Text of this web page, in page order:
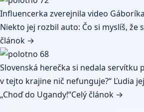
Influencerka zverejnila video
Niekto jej rozbil auto: Čo si myslíš, že
článok →
Slovenská herečka si nedala servítku
v tejto krajine nič nefunguje?“ Ľudia
„Choď do Ugandy!“Celý článok →